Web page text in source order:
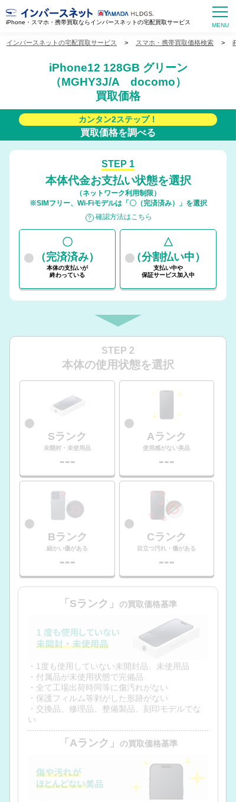
iPhone・スマホ・携帯買取ならインバースネットの宅配買取サービス
インバースネットの宅配買取サービス > スマホ・携帯買取価格検索 >
iPhone12 128GB グリーン
（MGHY3J/A docomo）
買取価格
カンタン2ステップ！
買取価格を調べる
STEP 1
本体代金お支払い状態を選択
（ネットワーク利用制限）
※SIMフリー、Wi-Fiモデルは「〇（完済済み）」を選択
確認方法はこちら
〇
（完済済み）
本体の支払いが
終わっている
△
（分割払い中）
支払い中や
保証サービス加入中
STEP 2
本体の使用状態を選択
Sランク
未開封・未使用品
---
Aランク
使用感がない美品
---
Bランク
細かい傷がある
---
Cランク
目立つ汚れ・傷がある
---
「Sランク」 の買取価格基準
・1度も使用していない未開封品、未使用品
・付属品が未使用状態で完備品
・全て工場出荷時同等に傷汚れがない
・保護フィルム等剥がした形跡がない
・交換品、修理品、整備製品、刻印モデルでな
い
「Aランク」 の買取価格基準